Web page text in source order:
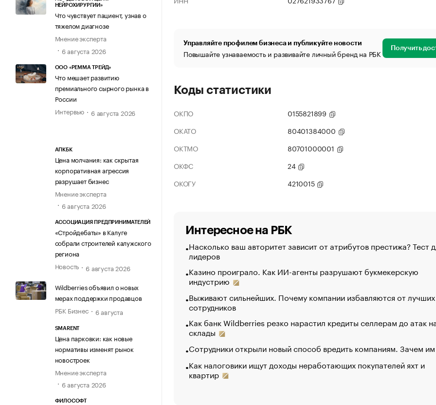
НЕЙРОХИРУРГИИ»
Что чувствует пациент, узнав о
тяжелом диагнозе
Мнение эксперта
6 августа 2026
ООО «РЕММА ТРЕЙД»
Что мешает развитию
премиального сырного рынка в
России
Интервью
6 августа 2026
АПКБК
Цена молчания: как скрытая
корпоративная агрессия
разрушает бизнес
Мнение эксперта
6 августа 2026
АССОЦИАЦИЯ ПРЕДПРИНИМАТЕЛЕЙ
«Стройдебаты» в Калуге
собрали строителей калужского
региона
Новость
6 августа 2026
Wildberries объявил о новых
мерах поддержки продавцов
РБК Бизнес
6 августа
SMARENT
Цена парковки: как новые
нормативы изменят рынок
новостроек
Мнение эксперта
6 августа 2026
ФИЛОСОФТ
Управляйте профилем бизнеса и публикуйте новости
Повышайте узнаваемость и развивайте личный бренд на РБК Получить
Коды статистики
ОКПО
0155821899
ОКАТО
80401384000
ОКТМО
80701000001
ОКФС
24
ОКОГУ
4210015
Интересное на РБК
Насколько ваш авторитет зависит от атрибутов престижа? Тест
лидеров
Казино проиграло. Как ИИ-агенты разрушают букмекерскую
индустрию
Выживают сильнейших. Почему компании избавляются от лучших
сотрудников
Как банк Wildberries резко нарастил кредиты селлерам до атак
склады
Сотрудники открыли новый способ вредить компаниям. Зачем
Как налоговики ищут доходы неработающих покупателей яхт и
квартир